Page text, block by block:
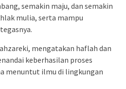
semakin maju, dan semakin
mulia, serta mampu
mengatakan haflah dan
keberhasilan proses
menuntut ilmu di lingkungan